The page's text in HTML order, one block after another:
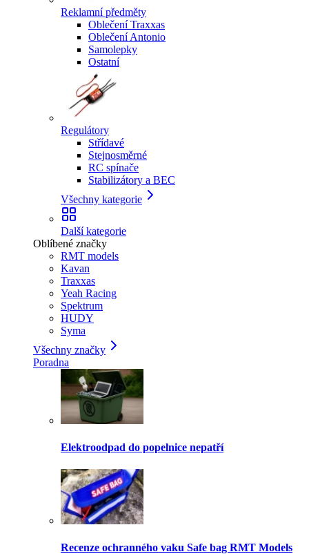
Reklamní předměty
Oblečení Traxxas
Oblečení Antonio
Samolepky
Ostatní
Regulátory
Střídavé
Stejnosměrné
RC spínače
Stabilizátory a BEC
Všechny kategorie
Další kategorie
Oblíbené značky
RMT models
Kavan
Traxxas
Yeah Racing
Spektrum
HUDY
Syma
Všechny značky
Poradna
Elektroodpad do popelnice nepatří
Recenze ochranného vaku Safe bag RMT Models